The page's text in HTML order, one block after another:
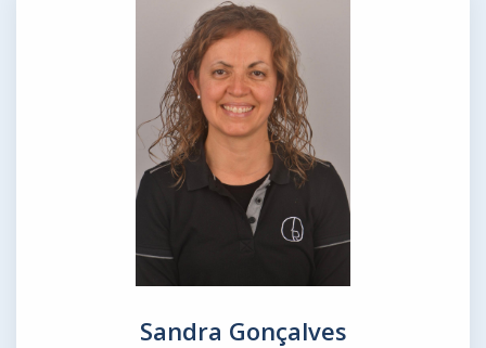
Sandra Gonçalves